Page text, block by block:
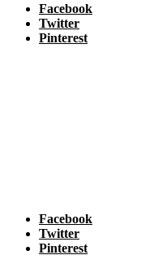
Facebook
Twitter
Pinterest
Facebook
Twitter
Pinterest